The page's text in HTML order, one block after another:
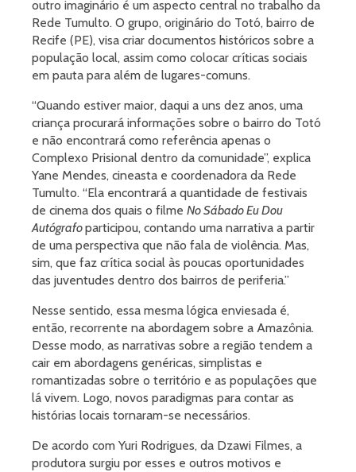
outro imaginário é um aspecto central no trabalho da
Rede Tumulto. O grupo, originário do Totó, bairro de
Recife (PE), visa criar documentos históricos sobre a
população local, assim como colocar críticas sociais
em pauta para além de lugares-comuns.
“Quando estiver maior, daqui a uns dez anos, uma
criança procurará informações sobre o bairro do Totó
e não encontrará como referência apenas o
Complexo Prisional dentro da comunidade”, explica
Yane Mendes, cineasta e coordenadora da Rede
Tumulto. “Ela encontrará a quantidade de festivais
de cinema dos quais o filme No Sábado Eu Dou
Autógrafoparticipou, contando uma narrativa a partir
de uma perspectiva que não fala de violência. Mas,
sim, que faz crítica social às poucas oportunidades
das juventudes dentro dos bairros de periferia.”
Nesse sentido, essa mesma lógica enviesada é,
então, recorrente na abordagem sobre a Amazônia.
Desse modo, as narrativas sobre a região tendem a
cair em abordagens genéricas, simplistas e
romantizadas sobre o território e as populações que
lá vivem. Logo, novos paradigmas para contar as
histórias locais tornaram-se necessários.
De acordo com Yuri Rodrigues, da Dzawi Filmes, a
produtora surgiu por esses e outros motivos e